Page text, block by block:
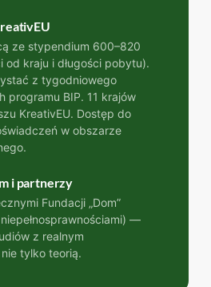
ze stypendium 600–820
od kraju i długości pobytu).
z tygodniowego
programu BIP. 11 krajów
KreativEU. Dostęp do
w obszarze
i partnerzy
Fundacji „Dom”
—
z realnym
tylko teorią.